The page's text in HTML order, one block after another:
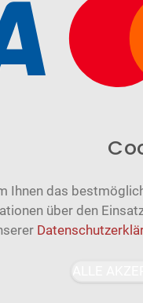
Ihnen das
über den
ALLE